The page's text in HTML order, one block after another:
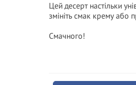
Цей десерт настільки
змініть смак крему або
Смачного!